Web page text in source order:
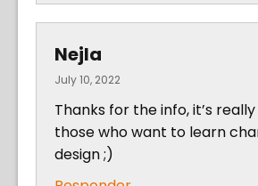
Nejla
July 10, 2022
Thanks for the info, it’s
those who want to learn
design ;)